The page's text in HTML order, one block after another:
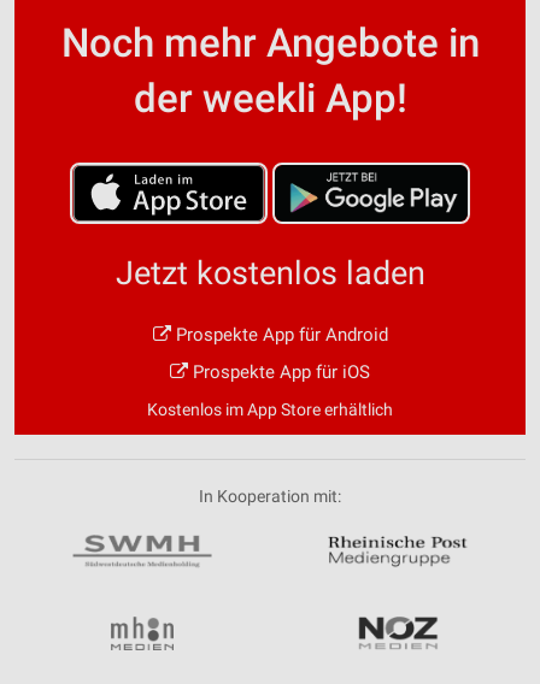
Noch mehr Angebote in
der weekli App!
Jetzt kostenlos laden
Prospekte App für Android
Prospekte App für iOS
Kostenlos im App Store erhältlich
In Kooperation mit: